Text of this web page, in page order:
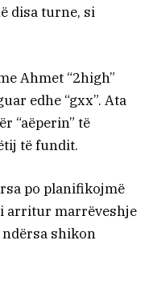
disa turne, si
Ahmet “2high”
edhe “gxx”. Ata
“aëperin” të
të fundit.
po planifikojmë
arritur marrëveshje
ndërsa shikon